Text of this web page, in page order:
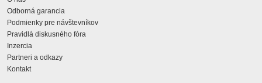
Odborná garancia
Podmienky pre návštevníkov
Pravidlá diskusného fóra
Inzercia
Partneri a odkazy
Kontakt